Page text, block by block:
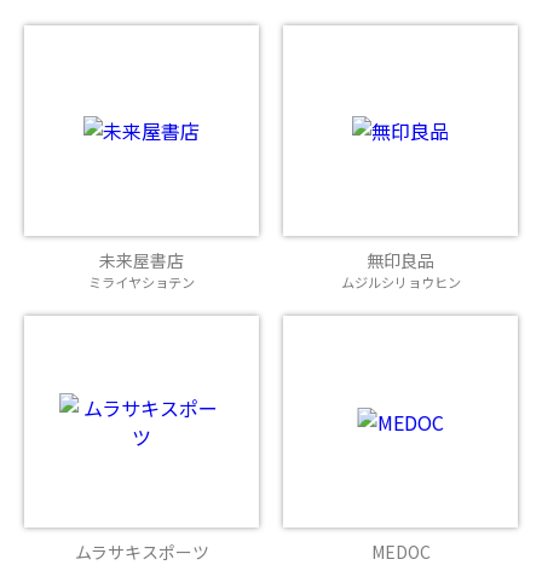
未来屋書店
ミライヤショテン
無印良品
ムジルシリョウヒン
ムラサキスポーツ MEDOC